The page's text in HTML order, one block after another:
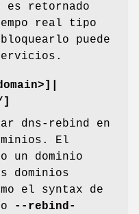
es retornado
real tipo
puede
dns-rebind en
El
un dominio
dominios
el syntax de
--rebind-